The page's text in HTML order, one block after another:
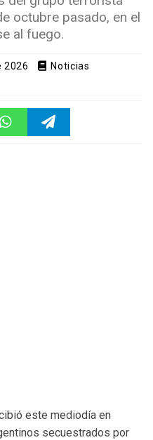
octubre pasado, en el
al fuego.
2026
Noticias
este mediodía en
secuestrados por